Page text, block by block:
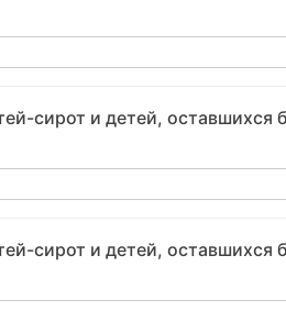
сирот и детей, оставшихся
сирот и детей,